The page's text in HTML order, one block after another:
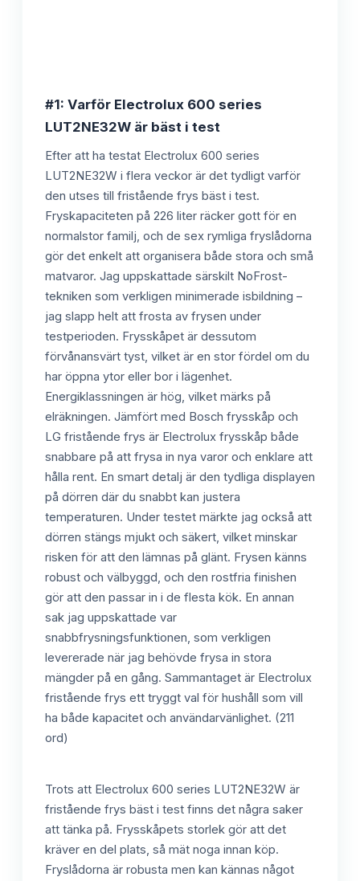
#1: Varför Electrolux 600 series
LUT2NE32W är bäst i test
Efter att ha testat Electrolux 600 series
LUT2NE32W i flera veckor är det tydligt varför
den utses till fristående frys bäst i test.
Fryskapaciteten på 226 liter räcker gott för en
normalstor familj, och de sex rymliga fryslådorna
gör det enkelt att organisera både stora och små
matvaror. Jag uppskattade särskilt NoFrost-
tekniken som verkligen minimerade isbildning –
jag slapp helt att frosta av frysen under
testperioden. Frysskåpet är dessutom
förvånansvärt tyst, vilket är en stor fördel om du
har öppna ytor eller bor i lägenhet.
Energiklassningen är hög, vilket märks på
elräkningen. Jämfört med Bosch frysskåp och
LG fristående frys är Electrolux frysskåp både
snabbare på att frysa in nya varor och enklare att
hålla rent. En smart detalj är den tydliga displayen
på dörren där du snabbt kan justera
temperaturen. Under testet märkte jag också att
dörren stängs mjukt och säkert, vilket minskar
risken för att den lämnas på glänt. Frysen känns
robust och välbyggd, och den rostfria finishen
gör att den passar in i de flesta kök. En annan
sak jag uppskattade var
snabbfrysningsfunktionen, som verkligen
levererade när jag behövde frysa in stora
mängder på en gång. Sammantaget är Electrolux
fristående frys ett tryggt val för hushåll som vill
ha både kapacitet och användarvänlighet. (211
ord)
Trots att Electrolux 600 series LUT2NE32W är
fristående frys bäst i test finns det några saker
att tänka på. Frysskåpets storlek gör att det
kräver en del plats, så mät noga innan köp.
Fryslådorna är robusta men kan kännas något